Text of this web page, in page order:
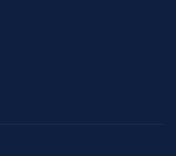
Instagram
op Youtube
onze pagina op LinkedIn